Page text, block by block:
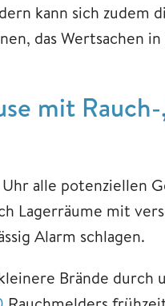
kann sich zudem
das Wertsachen
mit
alle potenziellen
Lagerräume mit
Alarm schlagen.
Brände durch